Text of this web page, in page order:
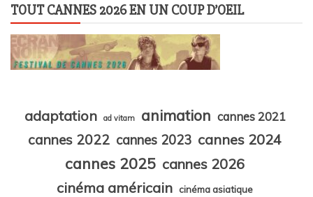
TOUT CANNES 2026 EN UN COUP D’OEIL
adaptation ad vitam animation cannes 2021
cannes 2022 cannes 2023 cannes 2024
cannes 2025 cannes 2026
cinéma américain
cinéma asiatique